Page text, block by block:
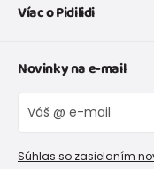
Doprava a platba
Tabuľka veľkostí
Vrátenie tovaru a
Reklamačný poriadok
Víac o Pidilidi
O nás
Blog
Veľkoobchod PiDiLiDi
Kolekcie tovaru
Novinky na e-mail
Súhlas so zasielaním